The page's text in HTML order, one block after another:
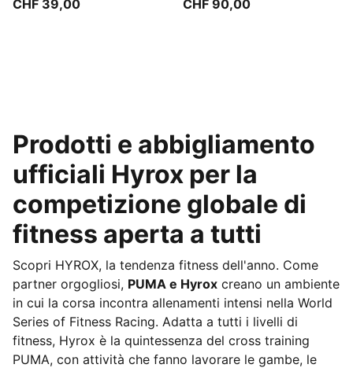
CHF 39,00 CHF 90,00
Prodotti e abbigliamento
ufficiali Hyrox per la
competizione globale di
fitness aperta a tutti
Scopri HYROX, la tendenza fitness dell'anno. Come
partner orgogliosi, PUMA e Hyrox creano un ambiente
in cui la corsa incontra allenamenti intensi nella World
Series of Fitness Racing. Adatta a tutti i livelli di
fitness, Hyrox è la quintessenza del cross training
PUMA, con attività che fanno lavorare le gambe, le